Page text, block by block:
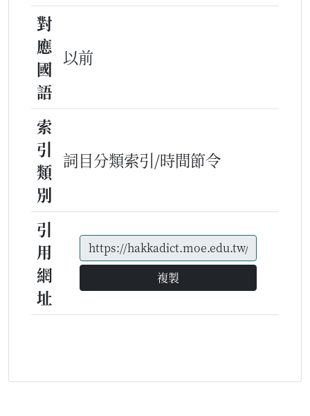
對
應
國
語
以前
索
引
類
別
詞目分類索引/時間節令
引
用
網
址
複製